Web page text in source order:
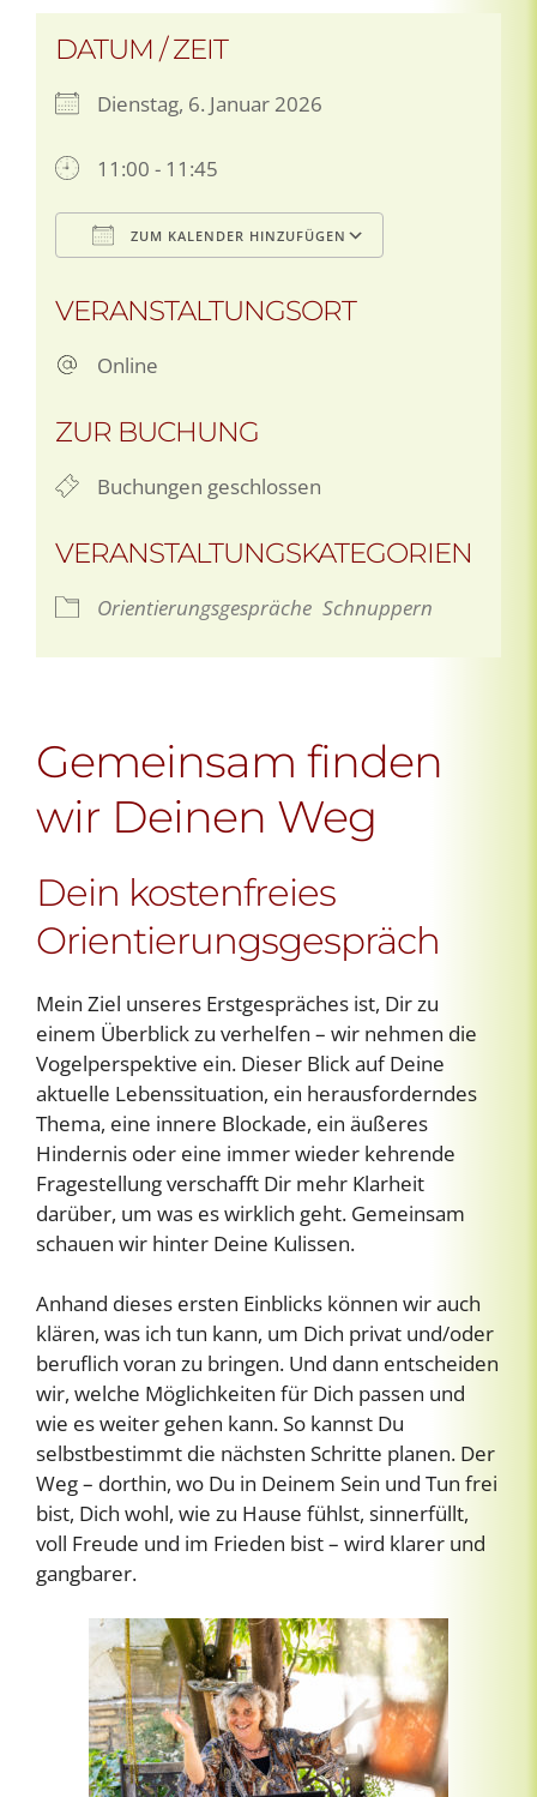
DATUM / ZEIT
Dienstag, 6. Januar 2026
11:00 - 11:45
ZUM KALENDER HINZUFÜGEN
VERANSTALTUNGSORT
Online
ZUR BUCHUNG
Buchungen geschlossen
VERANSTALTUNGSKATEGORIEN
Orientierungsgespräche Schnuppern
Gemeinsam finden
wir Deinen Weg
Dein kostenfreies
Orientierungsgespräch
Mein Ziel unseres Erstgespräches ist, Dir zu
einem Überblick zu verhelfen – wir nehmen die
Vogelperspektive ein. Dieser Blick auf Deine
aktuelle Lebenssituation, ein herausforderndes
Thema, eine innere Blockade, ein äußeres
Hindernis oder eine immer wieder kehrende
Fragestellung verschafft Dir mehr Klarheit
darüber, um was es wirklich geht. Gemeinsam
schauen wir hinter Deine Kulissen.
Anhand dieses ersten Einblicks können wir auch
klären, was ich tun kann, um Dich privat und/oder
beruflich voran zu bringen. Und dann entscheiden
wir, welche Möglichkeiten für Dich passen und
wie es weiter gehen kann. So kannst Du
selbstbestimmt die nächsten Schritte planen. Der
Weg – dorthin, wo Du in Deinem Sein und Tun frei
bist, Dich wohl, wie zu Hause fühlst, sinnerfüllt,
voll Freude und im Frieden bist – wird klarer und
gangbarer.